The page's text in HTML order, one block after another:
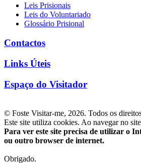
Leis Prisionais
Leis do Voluntariado
Glossário Prisional
Contactos
Links Úteis
Espaço do Visitador
© Foste Visitar-me, 2026. Todos os
Este site utiliza cookies. Ao navegar no
Para ver este site precisa de utilizar o
ou outro browser de internet.
Obrigado.